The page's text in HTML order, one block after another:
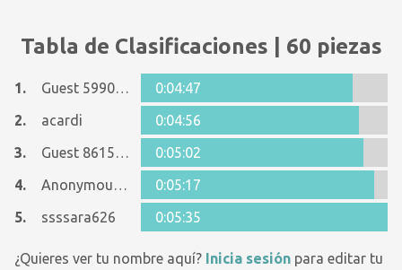
Tabla de Clasificaciones | 60 piezas
1. Guest 5990802
0:04:47
2.
acardi
0:04:56
3.
Guest 8615090
0:05:02
4.
Anonymous 1125998
0:05:17
5.
ssssara626 0:05:35
¿Quieres ver tu nombre aquí? Inicia sesión para editar tu